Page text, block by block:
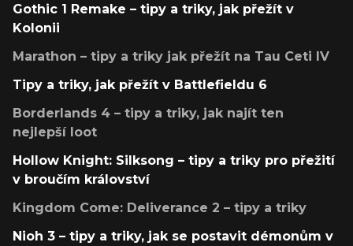
Gothic 1 Remake – tipy a triky, jak přežít v
Kolonii
Marathon – tipy a triky jak přežít na Tau Ceti IV
Tipy a triky, jak přežít v Battlefieldu 6
Borderlands 4 – tipy a triky, jak najít ten
nejlepší loot
Hollow Knight: Silksong – tipy a triky pro přežití
v broučím království
Kingdom Come: Deliverance 2 – tipy a triky
Nioh 3 – tipy a triky, jak se postavit démonům v